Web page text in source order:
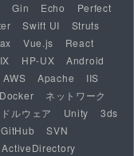
Gin Echo
Perfect
Swift UI
Struts
Vue.js
React
HP-UX
Android
AWS Apache
IIS
Docker
ネットワーク
ルウェア Unity
3ds
GitHub
SVN
ActiveDirectory